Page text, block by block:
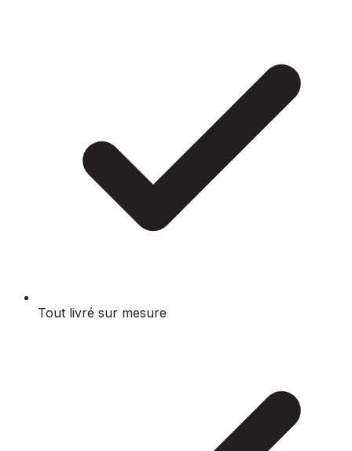
Tout livré sur mesure